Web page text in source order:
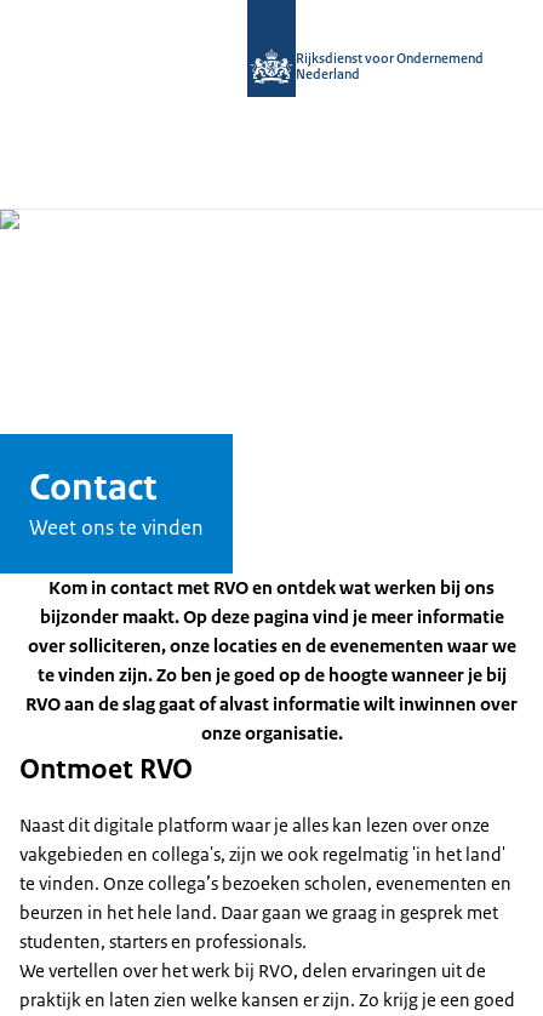
Rijksdienst voor Ondernemend
Nederland
Contact
Weet ons te vinden
Kom in contact met RVO en ontdek wat werken bij ons
bijzonder maakt. Op deze pagina vind je meer informatie
over solliciteren, onze locaties en de evenementen waar we
te vinden zijn. Zo ben je goed op de hoogte wanneer je bij
RVO aan de slag gaat of alvast informatie wilt inwinnen over
onze organisatie.
Ontmoet RVO
Naast dit digitale platform waar je alles kan lezen over onze
vakgebieden en collega's, zijn we ook regelmatig 'in het land'
te vinden. Onze collega’s bezoeken scholen, evenementen en
beurzen in het hele land. Daar gaan we graag in gesprek met
studenten, starters en professionals.
We vertellen over het werk bij RVO, delen ervaringen uit de
praktijk en laten zien welke kansen er zijn. Zo krijg je een goed